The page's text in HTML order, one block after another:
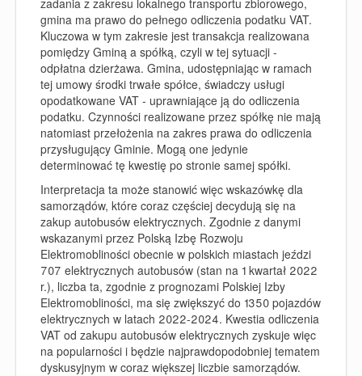
gmina ma prawo do pełnego odliczenia podatku VAT.
Kluczowa w tym zakresie jest transakcja realizowana
pomiędzy Gminą a spółką, czyli w tej sytuacji -
odpłatna dzierżawa. Gmina, udostępniając w ramach
tej umowy środki trwałe spółce, świadczy usługi
opodatkowane VAT - uprawniające ją do odliczenia
podatku. Czynności realizowane przez spółkę nie mają
natomiast przełożenia na zakres prawa do odliczenia
przysługujący Gminie. Mogą one jedynie
determinować tę kwestię po stronie samej spółki.
Interpretacja ta może stanowić więc wskazówkę dla
samorządów, które coraz częściej decydują się na
zakup autobusów elektrycznych. Zgodnie z danymi
wskazanymi przez Polską Izbę Rozwoju
Elektromobliności obecnie w polskich miastach jeździ
707 elektrycznych autobusów (stan na 1 kwartał 2022
r.), liczba ta, zgodnie z prognozami Polskiej Izby
Elektromobliności, ma się zwiększyć do 1350 pojazdów
elektrycznych w latach 2022-2024. Kwestia odliczenia
VAT od zakupu autobusów elektrycznych zyskuje więc
na popularności i będzie najprawdopodobniej tematem
dyskusyjnym w coraz większej liczbie samorządów.